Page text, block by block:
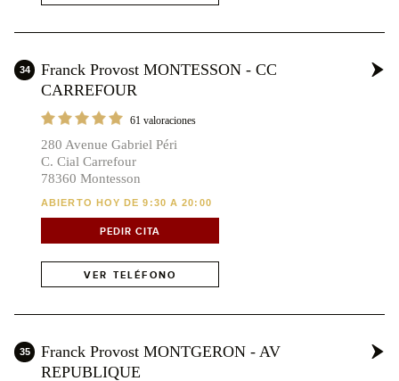
34
Franck Provost MONTESSON - CC
CARREFOUR
61 valoraciones
280 Avenue Gabriel Péri
C. Cial Carrefour
78360 Montesson
ABIERTO HOY DE 9:30 A 20:00
PEDIR CITA
VER TELÉFONO
35
Franck Provost MONTGERON - AV
REPUBLIQUE